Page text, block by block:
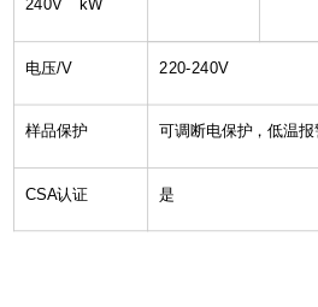
240V kW
电压/V 220-240V
样品保护 可调断电保护，低温
CSA认证 是